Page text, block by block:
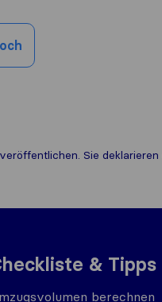
Sie deklarieren
& Tipps
berechnen